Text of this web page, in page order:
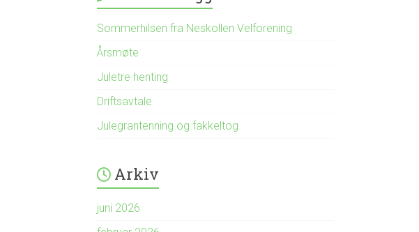
Sommerhilsen fra Neskollen Velforening
Årsmøte
Juletre henting
Driftsavtale
Julegrantenning og fakkeltog
Arkiv
juni 2026